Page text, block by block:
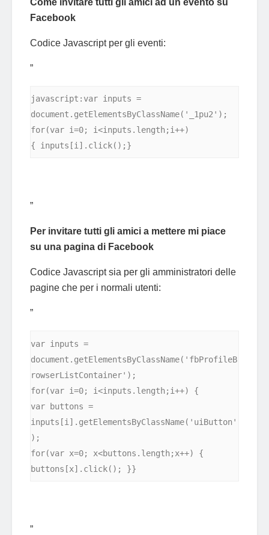
Facebook
Codice Javascript per gli eventi:
”
javascript:var inputs =
document.getElementsByClassName('_1pu2');
for(var i=0; i<inputs.length;i++)
{ inputs[i].click();}
”
Per invitare tutti gli amici a mettere mi piace
su una pagina di Facebook
Codice Javascript sia per gli amministratori delle
pagine che per i normali utenti:
”
var inputs =
document.getElementsByClassName('fbProfileB
rowserListContainer');
for(var i=0; i<inputs.length;i++) {
var buttons =
inputs[i].getElementsByClassName('uiButton'
);
for(var x=0; x<buttons.length;x++) {
buttons[x].click(); }}
”